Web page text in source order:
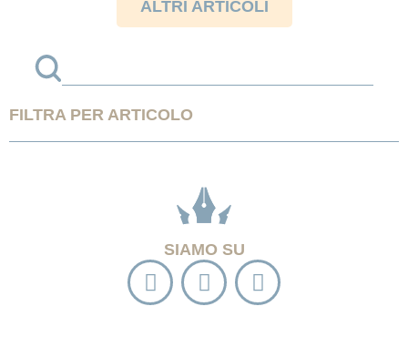
ALTRI ARTICOLI
FILTRA PER ARTICOLO
SIAMO SU